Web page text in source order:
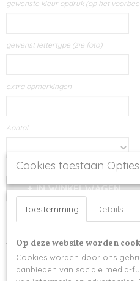
gewenste kleur opdruk (op het
gewenst lettertype (zie foto)
extra opmerkingen
Aantal
IN WINKELWAGEN
Productcode
883-14695
Omschrijving
Een gepersonaliseerde fotohouder
Cookies toestaan Opties
Toestemming Details
Op deze website worden
Cookies worden door ons
aanbieden van sociale media-